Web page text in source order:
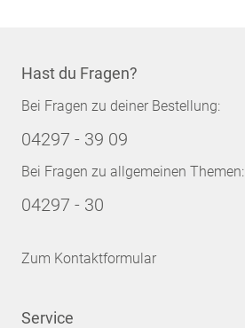
Hast du Fragen?
Bei Fragen zu deiner Bestellung:
04297 - 39 09
Bei Fragen zu allgemeinen Themen:
04297 - 30
Zum Kontaktformular
Service